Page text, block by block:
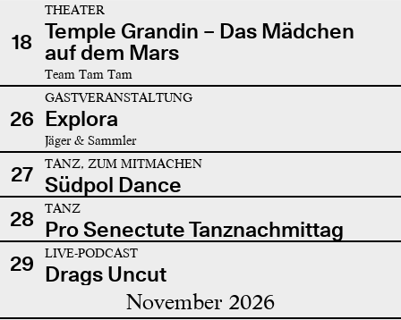
18
THEATER
Temple Grandin – Das Mädchen
auf dem Mars
Team Tam Tam
26
GASTVERANSTALTUNG
Explora
Jäger & Sammler
27 TANZ, ZUM MITMACHEN
Südpol Dance
28
TANZ
Pro Senectute Tanznachmittag
29
LIVE-PODCAST
Drags Uncut
November 2026